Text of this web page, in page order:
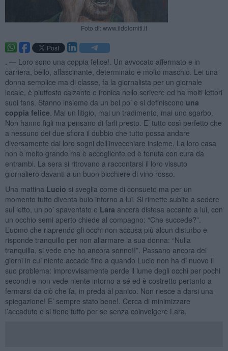
Foto di: www.ildolomiti.it
. — Loro sono una coppia felice!. Un avvocato affermato e in
carriera, bello, affascinante, determinato e molto maschio. Lei una
donna semplice ma di classe, fa la giornalista per un giornale
locale, è piuttosto calzante e ironica nello scrivere ed ha molti lettori
suoi fans. Stanno insieme da un bel po’ e si definiscono una
coppia felice . Mai un litigio, mai un tradimento, mai uno sgarbo.
Non hanno figli ma pensano di farli presto. E’ tutto così perfetto che
a nessuno dei due sfiora il dubbio che tutto possa andare
diversamente dai loro sogni dell’invecchiare insieme. La loro casa
non è molto grande ma è accogliente ed è tenuta con cura da
entrambi. La sera si ritrovano a raccontarsi il loro vissuto
giornaliero davanti a un buon bicchiere di vino rosso.
Una mattina Lucio si sveglia come di consueto ma per un
momento tutto diventa buio intorno a lui. Si rimette subito a sedere
sul letto, un po’ spaventato e Lara ancora distesa accanto a lui, con
un occhio semi aperto chiede al compagno: “Che succede?”.
L’uomo che riaprendo gli occhi non accusa più alcun disturbo e
risponde tranquillo per non allarmare la sua donna: “Nulla
tranquilla, si vede che ho ancora sonno!!”. Passano ancora dei
giorni in cui niente accade fino a quando Lucio non ha di nuovo il
suo problema: improvvisamente perde il lume degli occhi per pochi
secondi e non vede niente intorno a sé ed è costretto pertanto a
fermarsi da ciò che fa, in preda al panico. Non riesce a darsi una
spiegazione! E’ sempre stato bene!. Cerca di minimizzare
l’accaduto e si tiene tutto per se senza coinvolgere Lara.